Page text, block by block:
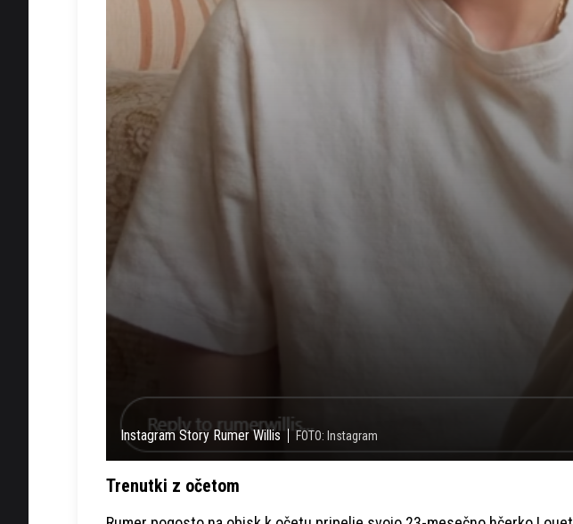
Instagram Story Rumer Willis FOTO: Instagram
Trenutki z očetom